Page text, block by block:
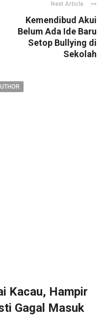
Next Article
Kemendibud Akui
Belum Ada Ide Baru
Setop Bullying di
Sekolah
Kacau, Hampir
Gagal Masuk